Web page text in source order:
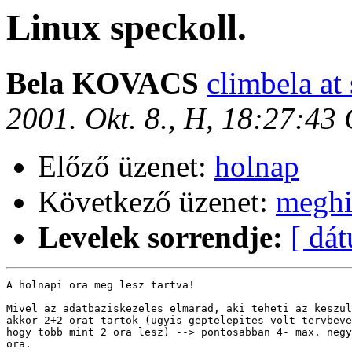
Linux speckoll.
Bela KOVACS climbela at
2001. Okt. 8., H, 18:27:43
Előző üzenet: holnap
Következő üzenet:
Levelek sorrendje: [
A holnapi ora meg lesz tartva!
Mivel az adatbaziskezeles elmarad, aki teheti az
akkor 2+2 orat tartok (ugyis geptelepites volt
hogy tobb mint 2 ora lesz) --> pontosabban 4- max.
ora.